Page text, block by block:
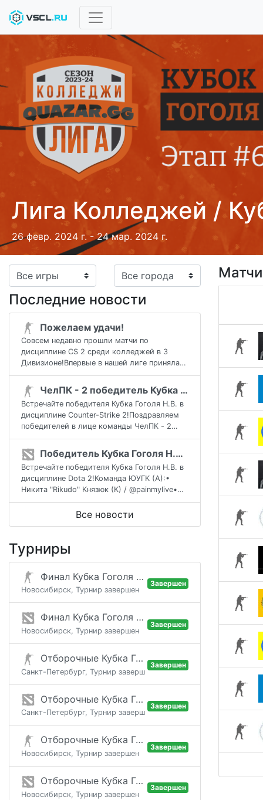
Лига Колледжей /
26 февр. 2024 г. - 24 мар. 2024 г.
Последние новости
Пожелаем удачи!
Совсем недавно прошли матчи по
дисциплине CS 2 среди колледжей в 3
Дивизионе!Впервые в нашей лиге приняла
участие команда ЮУрГТК-5:Сергей
"Tamagotchi" ГорюновАл
ЧелПК - 2 победитель Кубка Гоголя Н.В. в дисциплине Counter-Strike 2
Встречайте победителя Кубка Гоголя Н.В. в
дисциплине Counter-Strike 2!Поздравляем
победителей в лице команды ЧелПК - 2
(@chelpk74):• Константин "Anield" Денисов
Победитель Кубка Гоголя Н.В. в дисциплине Dota 2!
Встречайте победителя Кубка Гоголя Н.В. в
дисциплине Dota 2!Команда ЮУГК (А):•
Никита "Rikudo" Князюк (К) / @painmylive•
Виталий "Kotvickii" Котвицкий (М) / @ko
Все новости
Турниры
Финал Кубка Гоголя / Этап 6
Новосибирск, Турнир завершен
Завершен
Финал Кубка Гоголя / Этап 6
Новосибирск, Турнир завершен
Завершен
Отборочные Кубка Гоголя / Этап 6
Санкт-Петербург, Турнир завершен
Завершен
Отборочные Кубка Гоголя / Этап 6
Санкт-Петербург, Турнир завершен
Завершен
Отборочные Кубка Гоголя / Этап 6
Новосибирск, Турнир завершен
Завершен
Отборочные Кубка Гоголя / Этап 6
Новосибирск, Турнир завершен
Завершен
Матчи